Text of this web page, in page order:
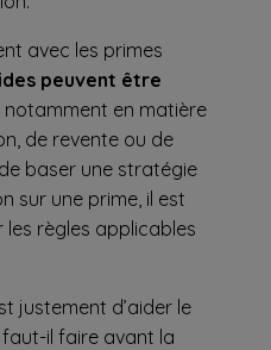
avec les primes
peuvent être
, notamment en matière
de revente ou de
baser une stratégie
sur une prime, il est
les règles applicables
justement d’aider le
il faire avant la